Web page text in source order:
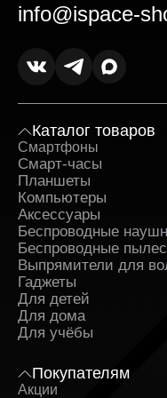
напрямую от
каждому заказу
Оперативная
Курске и полное
обрабатывается
быстро
занимается
получаете
путь заказа.
Поддержка
Служба
помогает
покупки.
бонусы.
проводим
на скидку.
info@ispace-
Каталог товаров
Смартфоны
Смарт-часы
Планшеты
Компьютеры
Аксессуары
Беспроводные
Беспроводные
Выпрямители для
Гаджеты
Для детей
Для дома
Для учёбы
Покупателям
Акции